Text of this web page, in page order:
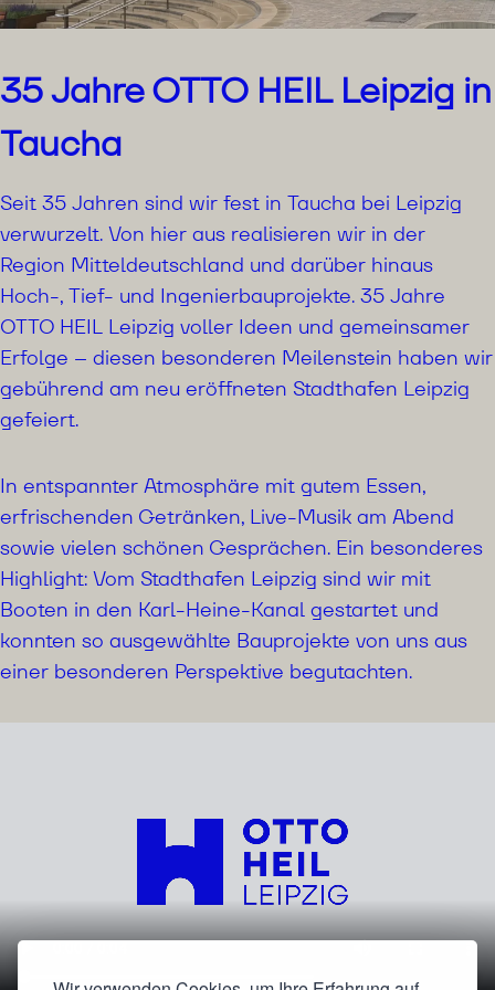
35 Jahre OTTO HEIL Leipzig in
Taucha
Seit 35 Jahren sind wir fest in Taucha bei Leipzig
verwurzelt. Von hier aus realisieren wir in der
Region Mitteldeutschland und darüber hinaus
Hoch-, Tief- und Ingenierbauprojekte. 35 Jahre
OTTO HEIL Leipzig voller Ideen und gemeinsamer
Erfolge – diesen besonderen Meilenstein haben wir
gebührend am neu eröffneten Stadthafen Leipzig
gefeiert.
In entspannter Atmosphäre mit gutem Essen,
erfrischenden Getränken, Live-Musik am Abend
sowie vielen schönen Gesprächen. Ein besonderes
Highlight: Vom Stadthafen Leipzig sind wir mit
Booten in den Karl-Heine-Kanal gestartet und
konnten so ausgewählte Bauprojekte von uns aus
einer besonderen Perspektive begutachten.